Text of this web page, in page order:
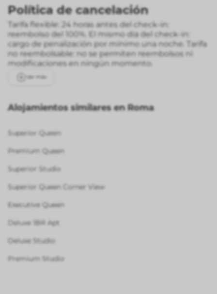
Política de cancelación
Tarifa flexible: 24 horas antes del check-in:
reembolso del 100%. El mismo día del check-in:
cargo de penalización por mínimo una noche.
Tarifa
no reembolsable: no se permiten reembolsos ni
modificaciones en ningún momento.
Ver más
Alojamientos similares en Roma
Superior Queen
Premium Queen
Superior Studio
Superior Queen Corner View
Executive Queen
Deluxe 1BR Apt
Deluxe Studio
Premium Studio